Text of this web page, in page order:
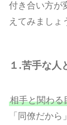
付き合い方が
えてみましょ
１.苦手な人
相手と関わる
「同僚だか